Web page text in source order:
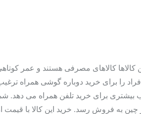
کالاها کالاهای مصرفی هستند و عمر
را برای خرید دوباره گوشی همراه
برای خرید تلفن همراه می دهد.
چین به فروش رسد. خرید این کالا با